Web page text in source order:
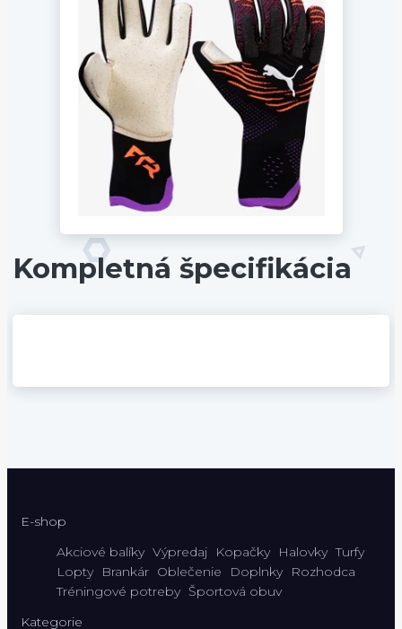
Kompletná špecifikácia
E-shop
Akciové balíky Výpredaj Kopačky Halovky Turfy
Lopty
Brankár Oblečenie Doplnky
Rozhodca
Tréningové potreby Športová obuv
Kategorie